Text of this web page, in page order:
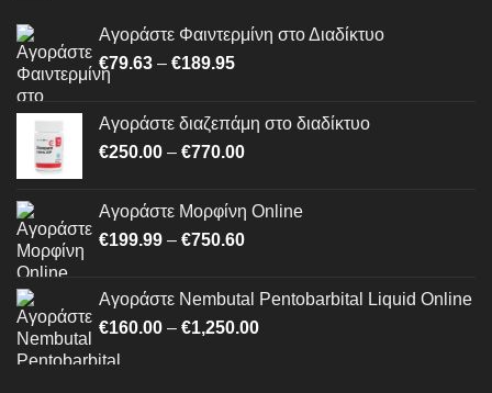
Αγοράστε Φαιντερμίνη στο Διαδίκτυο
€79.63 – €189.95Price
through
€189.95
Αγοράστε διαζεπάμη στο διαδίκτυο
€250.00 – €770.00Price
through
€770.00
Αγοράστε Μορφίνη Online
€199.99 – €750.60Price
through
€750.60
Αγοράστε Nembutal Pentobarbital Liquid Online
€160.00 – €1,250.00Price